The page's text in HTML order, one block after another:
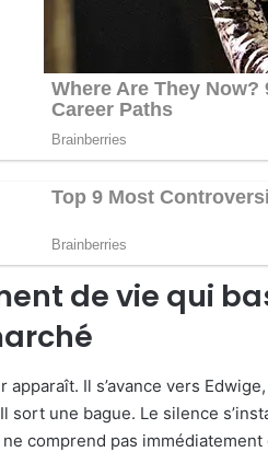
de vie qui
apparaît. Il s’avance vers
Il sort une bague. Le silence
comprend pas